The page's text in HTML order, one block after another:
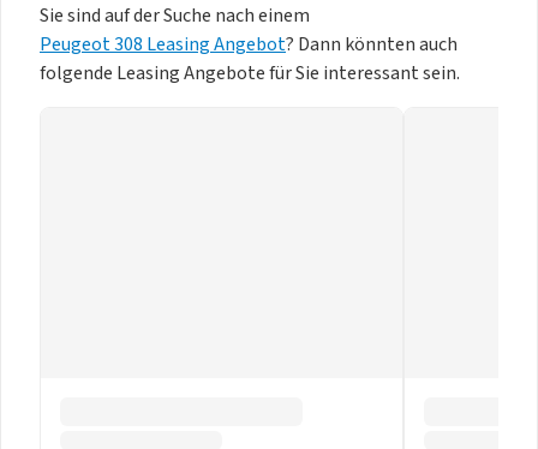
Sie sind auf der Suche nach einem
Peugeot 308 Leasing Angebot? Dann könnten auch
folgende Leasing Angebote für Sie interessant sein.